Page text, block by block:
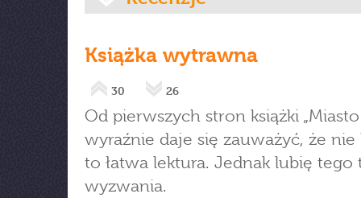
Książka wytrawna
30 26
Od pierwszych stron książki
wyraźnie daje się zauważyć, że nie
to łatwa lektura. Jednak lubię tego
wyzwania.